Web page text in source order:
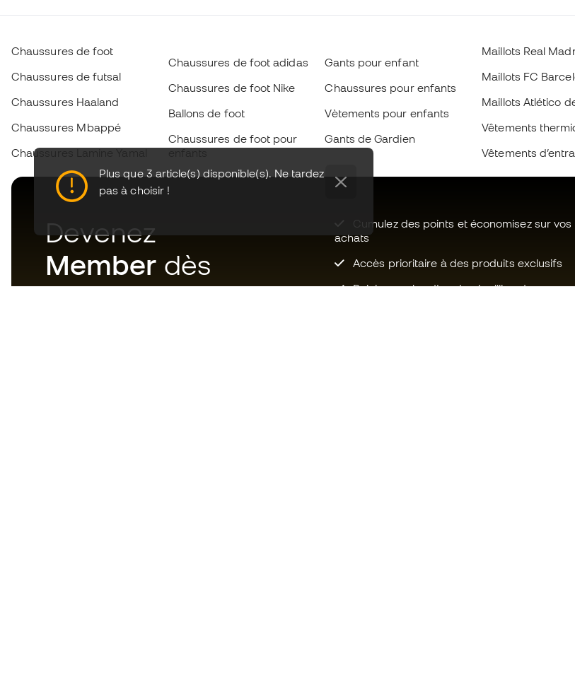
Plus que 3 article(s) disponible(s). Ne tardez
pas à choisir !
Chaussures de foot
Chaussures de futsal
Chaussures Haaland
Chaussures Mbappé
Chaussures Lamine Yamal
Chaussures de foot adidas
Chaussures de foot Nike
Ballons de foot
Chaussures de foot pour
Gants pour enfant
Chaussures pour enfants
Vètements pour enfants
Gants de Gardien
Maillots Real
Maillots FC
Maillots Atlético
Vêtements
Vêtements
Devenez
Member dès
maintenant
Cumulez des points et économisez sur vos
achats
Accès prioritaire à des produits exclusifs
Rejoignez plus d’un demi-million de